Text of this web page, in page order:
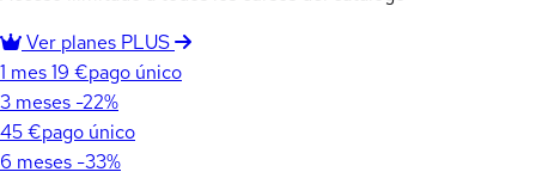
Ver planes PLUS
1 mes19 €pago único
3 meses -22%
45 €pago único
6 meses -33%